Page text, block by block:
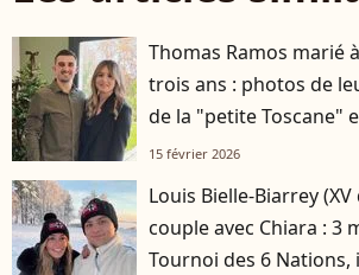
Thomas Ramos marié
trois ans : photos de
de la "petite Toscane"
15 février 2026
Louis Bielle-Biarrey
couple avec Chiara : 3
Tournoi des 6